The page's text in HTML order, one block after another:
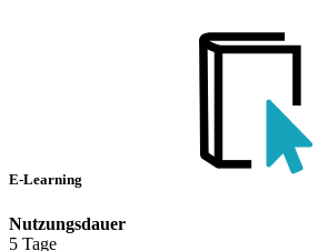
E-Learning
Nutzungsdauer
5 Tage